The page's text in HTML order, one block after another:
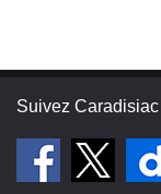
Suivez Caradisiac